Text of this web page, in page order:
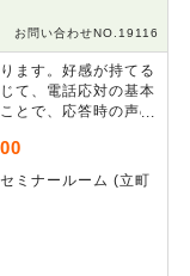
お問い合わせNO.19116
ます。好感が持てる
て、電話応対の基本
とで、応答時の声の
えないケースやクレ
しについて、実践を
ます。
ミナールーム (立町